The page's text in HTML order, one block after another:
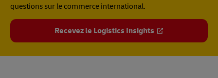
questions sur le commerce international.
Recevez le Logistics Insights